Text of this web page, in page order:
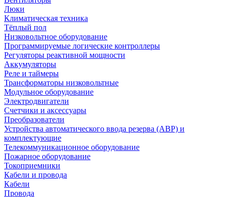
Люки
Климатическая техника
Тёплый пол
Низковольтное оборудование
Программируемые логические контроллеры
Регуляторы реактивной мощности
Аккумуляторы
Реле и таймеры
Трансформаторы низковольтные
Модульное оборудование
Электродвигатели
Счетчики и аксессуары
Преобразователи
Устройства автоматического ввода резерва (АВР) и
комплектующие
Телекоммуникационное оборудование
Пожарное оборудование
Токоприемники
Кабели и провода
Кабели
Провода